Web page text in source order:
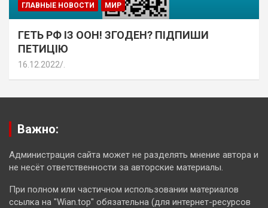
ГЛАВНЫЕ НОВОСТИ МИР
ГЕТЬ РФ ІЗ ООН! ЗГОДЕН? ПІДПИШИ
ПЕТИЦІЮ
16.12.2022
Важно:
Администрация сайта может не разделять мнение автора и
не несёт ответственности за авторские материалы.
При полном или частичном использовании материалов
ссылка на "Wian.top" обязательна (для интернет-ресурсов